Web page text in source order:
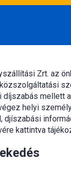
Zrt. az
díjszabás mellett
helyi
djíszabási
kattintva